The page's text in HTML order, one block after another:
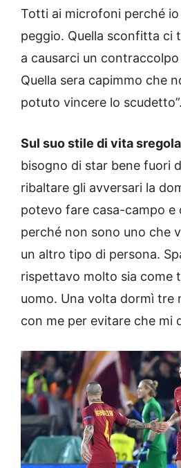
Totti ai microfoni perché
peggio. Quella sconfitta ci
a causarci un
Quella sera capimmo che
potuto vincere lo scudetto”.
Sul suo stile di vita
bisogno di star bene fuori
ribaltare gli avversari la
potevo fare casa-campo e
perché non sono uno che
un altro tipo di persona.
rispettavo molto sia come
uomo. Una volta dormì tre
con me per evitare che mi